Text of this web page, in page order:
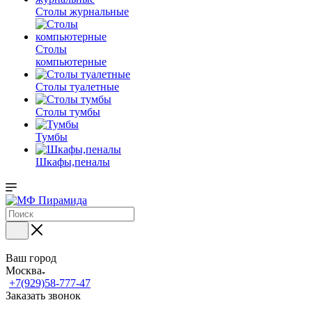
Столы журнальные
Столы
компьютерные
Столы туалетные
Столы тумбы
Тумбы
Шкафы,пеналы
Ваш город
Москва
+7(929)58-777-47
Заказать звонок